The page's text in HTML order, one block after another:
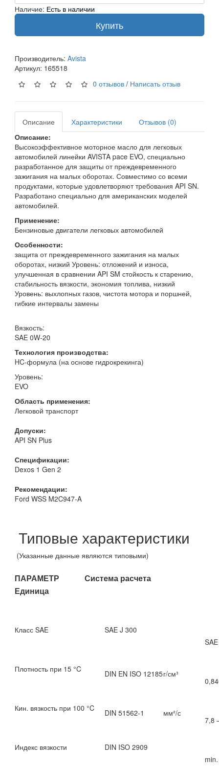
Наличие: Есть в наличии
Купить
Производитель: Avista
Артикул: 165518
0 отзывов / Написать отзыв
Описание Характеристики
Отзывов (0)
Описание:
Высокоэффективное моторное масло для легковых
автомобилей линейки AVISTA pace EVO, специально
разработанное для защиты от преждевременного
зажигания на малых оборотах. Совместимо со всеми
продуктами, которые удовлетворяют требования API SN.
Разработано специально для американских моделей
автомобилей.
Применение:
Бензиновые двигатели легковых автомобилей
Особенности:
защита от преждевременного зажигания на малых
оборотах, низкий Уровень: отложений и износа,
улучшенная в сравнении API SM стойкость к старению,
стабильность вязкости, экономия топлива, низкий
Уровень: выхлопных газов, чистота мотора и поршней,
гибкие интервалы замены
Вязкость:
SAE 0W-20
Технология производства:
HC-формула (на основе гидрокрекинга)
Уровень:
EVO
Область применения:
Легковой транспорт
Допуски:
API SN Plus
Спецификации:
Dexos 1 Gen 2
Рекомендации:
Ford WSS M2C947-A
Типовые характеристики
(Указанные данные являются типовыми)
ПАРАМЕТР Система расчета
Единица
Класс SAE
SAE J 300
Плотность при 15 °C DIN EN ISO 12185г/см³
Кин. вязкость при 100 °C DIN 51562-1 мм²/с
7,8
Индекс вязкости
DIN ISO 2909